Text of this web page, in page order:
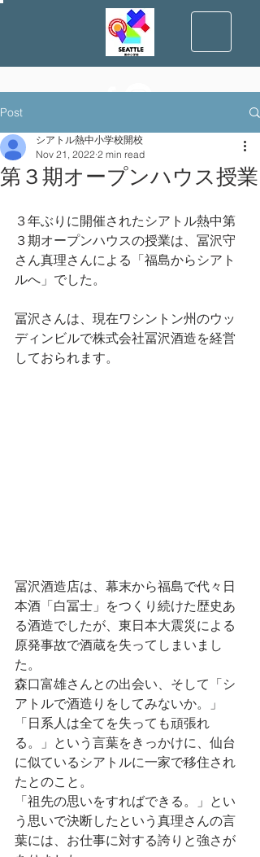
Post
第３期オープンハウス授業
シアトル熱中小学校開校
Nov 21, 2022 2 min read
３年ぶりに開催されたシアトル熱中第
３期オープンハウスの授業は、冨沢守
さん真理さんによる「福島からシアト
ルへ」でした。
冨沢さんは、現在ワシントン州のウッ
ディンビルで株式会社冨沢酒造を経営
しておられます。
冨沢酒造店は、幕末から福島で代々日
本酒「白冨士」をつくり続けた歴史あ
る酒造でしたが、東日本大震災による
原発事故で酒蔵を失ってしまいまし
た。
森口富雄さんとの出会い、そして「シ
アトルで酒造りをしてみないか。」
「日系人は全てを失っても頑張れ
る。」という言葉をきっかけに、仙台
に似ているシアトルに一家で移住され
たとのこと。
「祖先の思いをすればできる。」とい
う思いで決断したという真理さんの言
葉には、お仕事に対する誇りと強さが